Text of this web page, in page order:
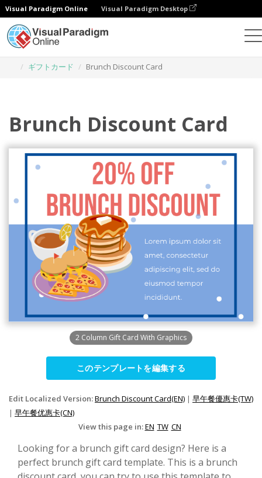
Visual Paradigm Online Visual Paradigm Desktop
ギフトカード
Brunch Discount Card
Brunch Discount Card
2 Column Gift Card With Graphics
このテンプレートを編集する
Edit Localized Version:Brunch Discount Card(EN) | 早午餐優惠卡(TW)
| 早午餐优惠卡(CN)
View this page in:EN TW CN
Looking for a brunch gift card design? Here is a
perfect brunch gift card template. This is a brunch